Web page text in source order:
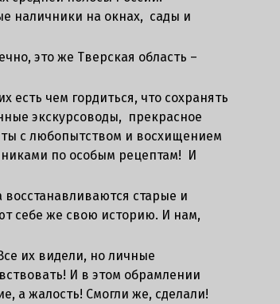
наличники на окнах, сады и
это же Тверская область –
есть чем гордиться, что сохранять
экскурсоводы, прекрасное
с любопытством и восхищением
по особым рецептам! И
старые и
себе же свою историю. И нам,
их видели, но личные
И в этом обрамлении
а жалость! Смогли же, сделали!